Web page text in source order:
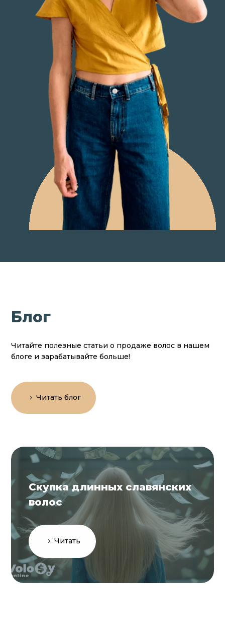
Блог
Читайте полезные статьи о продаже волос в нашем
блоге и зарабатывайте больше!
Читать блог
Скупка длинных славянских
волос
Читать